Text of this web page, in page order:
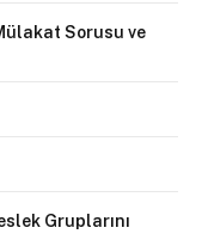
Sorusu ve
Gruplarını